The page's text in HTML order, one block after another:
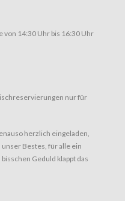
von 14:30 Uhr bis 16:30 Uhr
nur für
herzlich eingeladen,
Bestes, für alle ein
Geduld klappt das